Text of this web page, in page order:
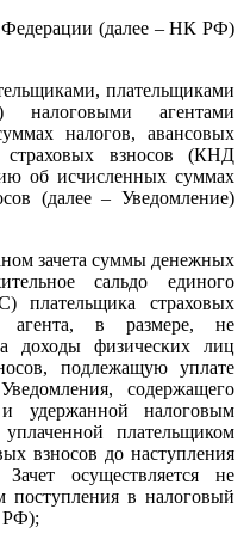
Федерации (далее – НК РФ)
плательщиками
агентами
налогов, авансовых
взносов (КНД
об исчисленных суммах
(далее – Уведомление)
зачета суммы денежных
сальдо единого
плательщика страховых
агента, в размере, не
доходы физических лиц
подлежащую уплате
содержащего
удержанной налоговым
плательщиком
взносов до наступления
осуществляется не
поступления в налоговый
РФ);